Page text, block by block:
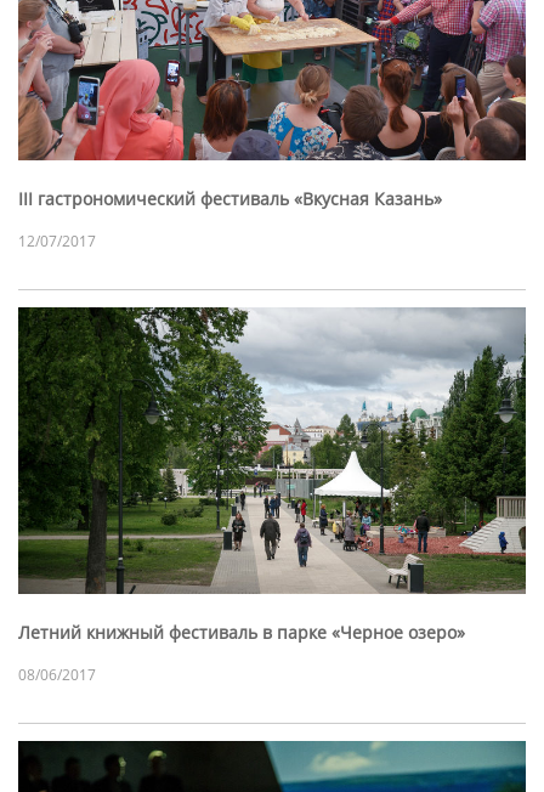
III гастрономический фестиваль «Вкусная Казань»
12/07/2017
Летний книжный фестиваль в парке «Черное озеро»
08/06/2017